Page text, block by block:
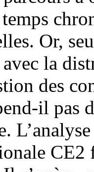
Or,
avec la
des
il pas